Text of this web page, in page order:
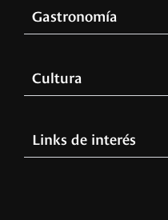
Gastronomía
Cultura
Links de interés